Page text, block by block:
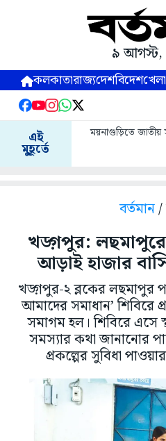
৯
কলকাতারাজ্যদেশবিদেশখেলা
এই
মুহূর্তে
ময়নাগুড়িতে জাতীয়
বর্তমান/
খড়্গপুর: লছমাপুরে
আড়াই হাজার
খড়্গপুর-২ ব্লকের লছমাপুর
আমাদের সমাধান’ শিবিরে
সমাগম হল। শিবিরে এসে
সমস্যার কথা জানানোর
প্রকল্পের সুবিধা